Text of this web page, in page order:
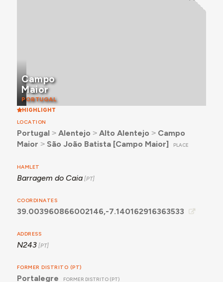
Campo
Maior
PORTUGAL
HIGHLIGHT
LOCATION
Portugal ˃ Alentejo ˃ Alto Alentejo ˃ Campo
Maior ˃ São João Batista [Campo Maior] PLACE
HAMLET
Barragem do Caia
COORDINATES
39.003960866002146,-7.140162916363533
ADDRESS
N243
FORMER DISTRITO (PT)
Portalegre FORMER DISTRITO (PT)